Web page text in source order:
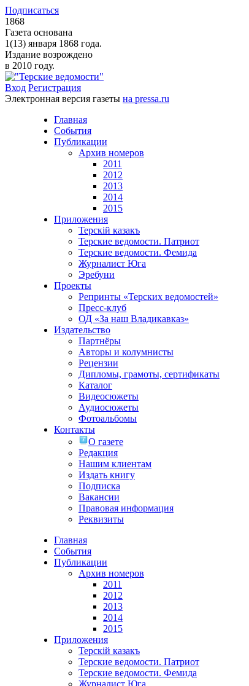
Подписаться
1868
Газета основана
1(13) января 1868 года.
Издание возрождено
в 2010 году.
Вход Регистрация
Электронная версия газеты на pressa.ru
Главная
События
Публикации
Архив номеров
2011
2012
2013
2014
2015
Приложения
Терскiй казакъ
Терские ведомости. Патриот
Терские ведомости. Фемида
Журналист Юга
Эребуни
Проекты
Репринты «Терских ведомостей»
Пресс-клуб
ОД «За наш Владикавказ»
Издательство
Партнёры
Авторы и колумнисты
Рецензии
Дипломы, грамоты, сертификаты
Каталог
Видеосюжеты
Аудиосюжеты
Фотоальбомы
Контакты
О газете
Редакция
Нашим клиентам
Издать книгу
Подписка
Вакансии
Правовая информация
Реквизиты
Главная
События
Публикации
Архив номеров
2011
2012
2013
2014
2015
Приложения
Терскiй казакъ
Терские ведомости. Патриот
Терские ведомости. Фемида
Журналист Юга